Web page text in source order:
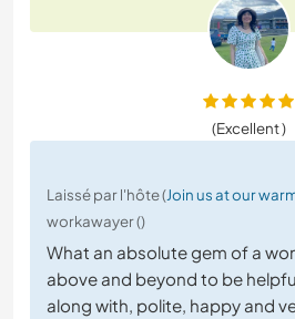
(Excellent )
Laissé par l'hôte (Join us at our
workawayer ()
What an absolute gem of a
above and beyond to be
along with, polite, happy and